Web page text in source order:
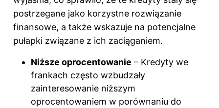
postrzegane jako korzystne rozwiązanie
finansowe, a także wskazuje na potencjalne
pułapki związane z ich zaciąganiem.
Niższe oprocentowanie – Kredyty we
frankach często wzbudzały
zainteresowanie niższym
oprocentowaniem w porównaniu do